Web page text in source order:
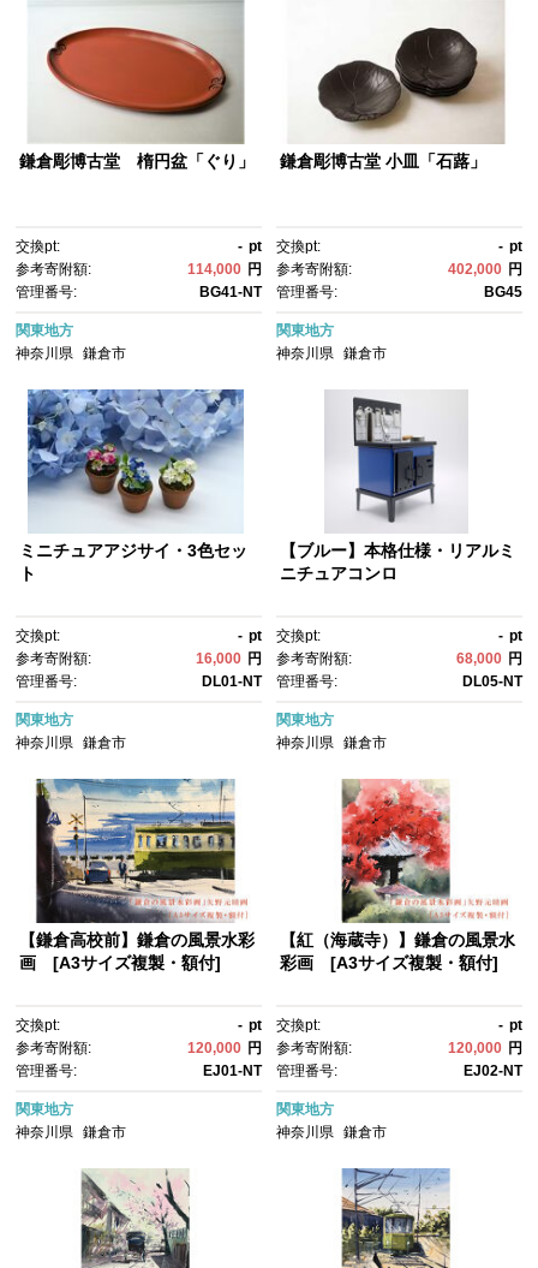
鎌倉彫博古堂 楕円盆「ぐり」
交換pt: - pt
参考寄附額:
114,000 円
管理番号:
BG41-NT
関東地方
神奈川県
鎌倉市
鎌倉彫博古堂 小皿「石蕗」
交換pt: - pt
参考寄附額:
402,000 円
管理番号:
BG45
関東地方
神奈川県 鎌倉市
ミニチュアアジサイ・3色セッ
ト
交換pt: - pt
参考寄附額:
16,000 円
管理番号:
DL01-NT
関東地方
神奈川県
鎌倉市
【ブルー】本格仕様・リアルミ
ニチュアコンロ
交換pt: - pt
参考寄附額:
68,000 円
管理番号:
DL05-NT
関東地方
神奈川県 鎌倉市
【鎌倉高校前】鎌倉の風景水彩
画 [A3サイズ複製・額付]
交換pt: - pt
参考寄附額:
120,000 円
管理番号:
EJ01-NT
関東地方
神奈川県
鎌倉市
【紅（海蔵寺）】鎌倉の風景水
彩画 [A3サイズ複製・額付]
交換pt: - pt
参考寄附額:
120,000 円
管理番号:
EJ02-NT
関東地方
神奈川県 鎌倉市